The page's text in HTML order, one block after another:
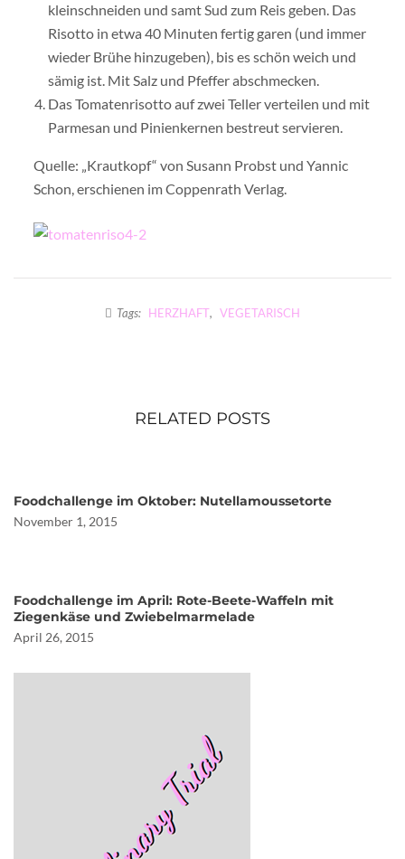
kleinschneiden und samt Sud zum Reis geben. Das
Risotto in etwa 40 Minuten fertig garen (und immer
wieder Brühe hinzugeben), bis es schön weich und
sämig ist. Mit Salz und Pfeffer abschmecken.
Das Tomatenrisotto auf zwei Teller verteilen und mit
Parmesan und Pinienkernen bestreut servieren.
Quelle: „Krautkopf“ von Susann Probst und Yannic
Schon, erschienen im Coppenrath Verlag.
Tags: HERZHAFT, VEGETARISCH
RELATED POSTS
Foodchallenge im Oktober: Nutellamoussetorte
November 1, 2015
Foodchallenge im April: Rote-Beete-Waffeln mit
Ziegenkäse und Zwiebelmarmelade
April 26, 2015